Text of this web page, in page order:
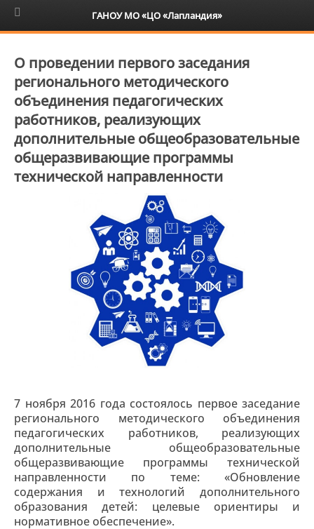
6+
О проведении первого заседания
регионального методического
объединения педагогических
работников, реализующих
дополнительные общеобразовательные
общеразвивающие программы
технической направленности
7 ноября 2016 года состоялось первое заседание
регионального методического объединения
педагогических работников, реализующих
дополнительные общеобразовательные
общеразвивающие программы технической
направленности по теме: «Обновление
содержания и технологий дополнительного
образования детей: целевые ориентиры и
нормативное обеспечение».
ГАНОУ МО «ЦО «Лапландия»